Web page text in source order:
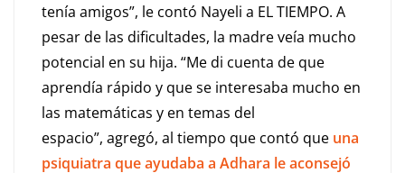
tenía amigos”, le contó Nayeli a EL TIEMPO. A
pesar de las dificultades, la madre veía mucho
potencial en su hija. “Me di cuenta de que
aprendía rápido y que se interesaba mucho en
las matemáticas y en temas del
espacio”, agregó, al tiempo que contó que una
psiquiatra que ayudaba a Adhara le aconsejó